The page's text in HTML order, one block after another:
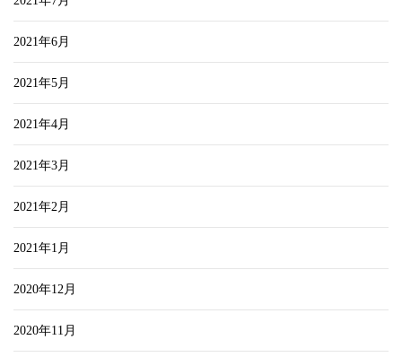
2021年6月
2021年5月
2021年4月
2021年3月
2021年2月
2021年1月
2020年12月
2020年11月